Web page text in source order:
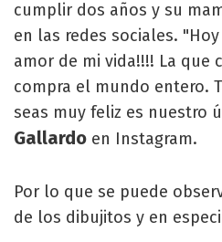
cumplir dos años y su
en las redes sociales.
amor de mi vida!!!! La que
compra el mundo entero.
seas muy feliz es nuestro
Gallardo en Instagram.
Por lo que se puede
de los dibujitos y en